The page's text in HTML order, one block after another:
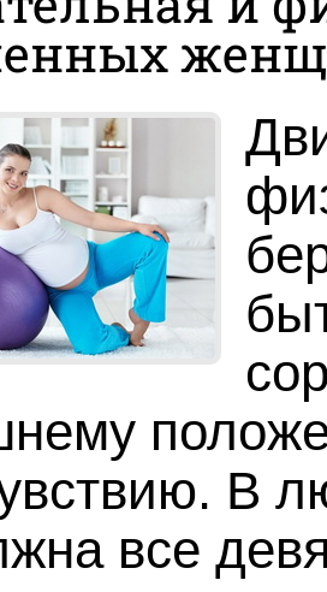
В
все